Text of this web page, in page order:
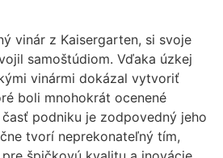
vinár z Kaisergarten, si svoje
samoštúdiom. Vďaka úzkej
vinármi dokázal vytvoriť
boli mnohokrát ocenené
podniku je zodpovedný jeho
tvorí neprekonateľný tím,